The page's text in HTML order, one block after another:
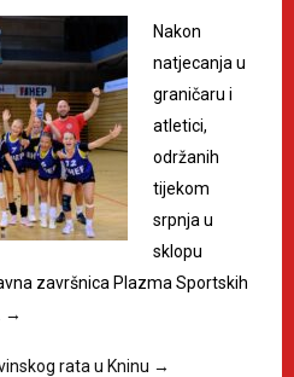
Nakon
natjecanja u
graničaru i
atletici,
održanih
tijekom
srpnja u
sklopu
završnica Plazma Sportskih
→
rata u Kninu →